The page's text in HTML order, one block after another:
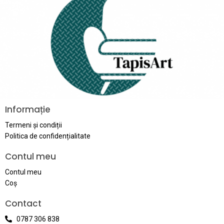
Informație
Termeni și condiții
Politica de confidențialitate
Contul meu
Contul meu
Coş
Contact
0787 306 838